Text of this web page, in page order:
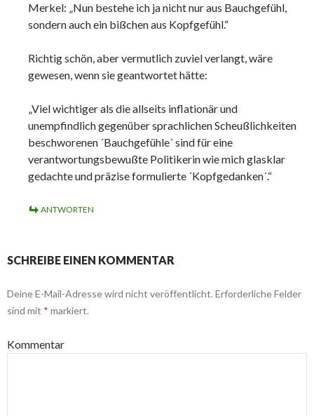
Merkel: „Nun bestehe ich ja nicht nur aus Bauchgefühl,
sondern auch ein bißchen aus Kopfgefühl.“
Richtig schön, aber vermutlich zuviel verlangt, wäre
gewesen, wenn sie geantwortet hätte:
„Viel wichtiger als die allseits inflationär und
unempfindlich gegenüber sprachlichen Scheußlichkeiten
beschworenen ´Bauchgefühle´ sind für eine
verantwortungsbewußte Politikerin wie mich glasklar
gedachte und präzise formulierte ´Kopfgedanken´.“
ANTWORTEN
SCHREIBE EINEN KOMMENTAR
Deine E-Mail-Adresse wird nicht veröffentlicht. Erforderliche Felder
sind mit * markiert.
Kommentar